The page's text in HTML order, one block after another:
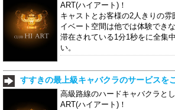
ART(ハイアート)！
キャストとお客様の2人きりの雰
イベート空間は他では体験でき
滞在されている1分1秒をに全集
い。
すすきの最上級キャバクラのサービスを
高級路線のハードキャバクラと
ART(ハイアート)！